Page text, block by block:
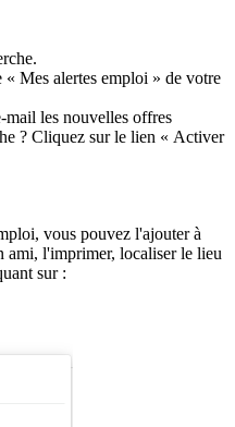
Mes alertes emploi » de votre
mail les nouvelles offres
? Cliquez sur le lien « Activer
vous pouvez l'ajouter à
ami, l'imprimer, localiser le lieu
sur :